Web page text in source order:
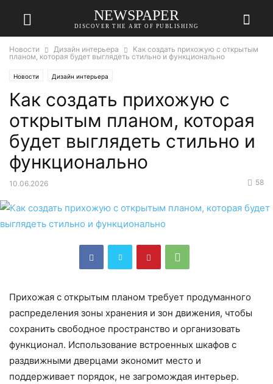
NEWSPAPER
DISCOVER THE ART OF PUBLISHING
Новости Дизайн интерьера
Как создать прихожую с открытым
планом, которая будет выглядеть стильно и функционально
Новости Дизайн интерьера
Как создать прихожую с
открытым планом, которая
будет выглядеть стильно и
функционально
10.06.2026 58
Прихожая с открытым планом требует продуманного
распределения зоны хранения и зон движения, чтобы
сохранить свободное пространство и организовать
функционал. Использование встроенных шкафов с
раздвижными дверцами экономит место и
поддерживает порядок, не загромождая интерьер.